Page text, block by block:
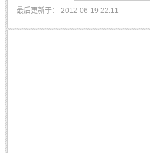
最后更新于： 2012-06-19 22:11